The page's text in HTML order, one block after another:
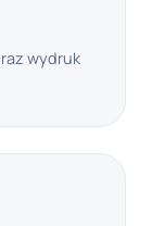
wydruk